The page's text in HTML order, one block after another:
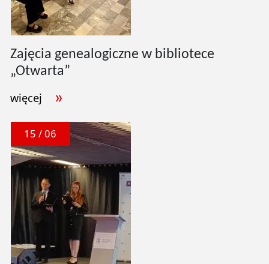
Zajęcia genealogiczne w bibliotece
„Otwarta”
więcej
15 / 06